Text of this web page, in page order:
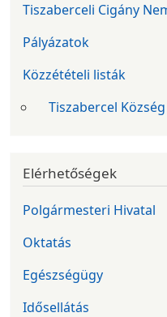
Tiszaberceli Cigány
Pályázatok
Közzétételi listák
Tiszabercel
Elérhetőségek
Polgármesteri Hivatal
Oktatás
Egészségügy
Idősellátás